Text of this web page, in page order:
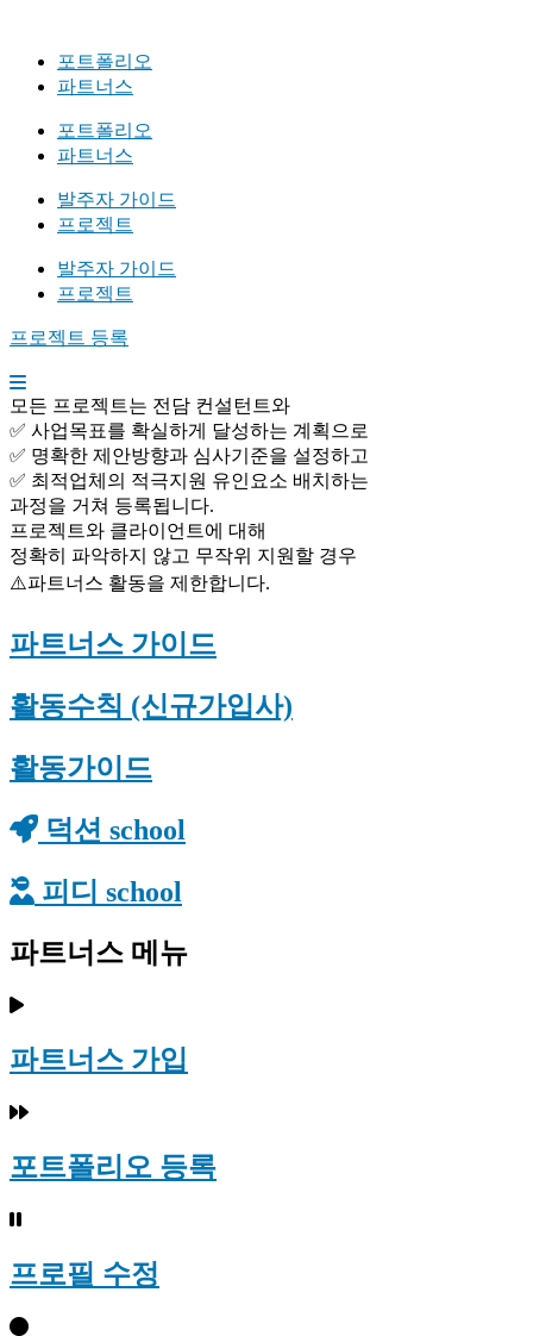
포트폴리오
파트너스
포트폴리오
파트너스
발주자 가이드
프로젝트
발주자 가이드
프로젝트
프로젝트 등록
모든 프로젝트는 전담 컨설턴트와
✅ 사업목표를 확실하게 달성하는 계획으로
✅ 명확한 제안방향과 심사기준을 설정하고
✅ 최적업체의 적극지원 유인요소 배치하는
과정을 거쳐 등록됩니다.
프로젝트와 클라이언트에 대해
정확히 파악하지 않고 무작위 지원할 경우
⚠️파트너스 활동을 제한합니다.
파트너스 가이드
활동수칙 (신규가입사)
활동가이드
덕션 school
피디 school
파트너스 메뉴
파트너스 가입
포트폴리오 등록
프로필 수정